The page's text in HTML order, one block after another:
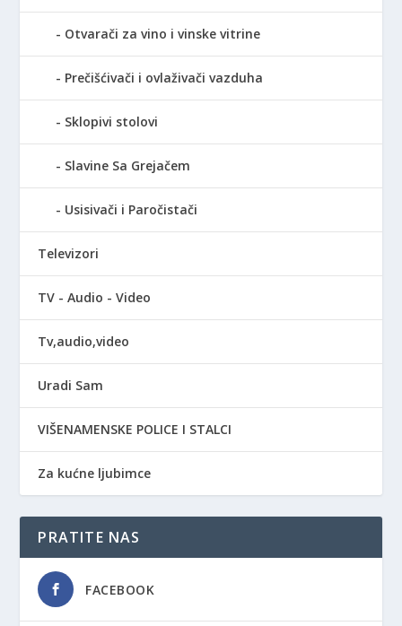
Otvarači za vino i vinske vitrine
Prečišćivači i ovlaživači vazduha
Sklopivi stolovi
Slavine Sa Grejačem
Usisivači i Paročistači
Televizori
TV - Audio - Video
Tv,audio,video
Uradi Sam
VIŠENAMENSKE POLICE I STALCI
Za kućne ljubimce
PRATITE NAS
FACEBOOK